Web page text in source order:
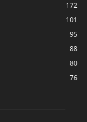
172
101
95
88
80
76